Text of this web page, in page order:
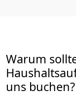
Warum
uns buchen?